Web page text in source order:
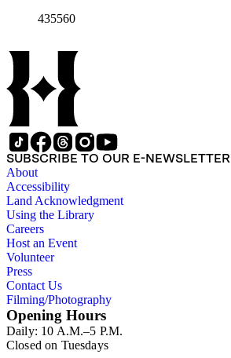
435560
SUBSCRIBE TO OUR E-NEWSLETTER
About
Accessibility
Land Acknowledgment
Using the Library
Careers
Host an Event
Volunteer
Press
Contact Us
Filming/Photography
Opening Hours
Daily: 10 A.M.–5 P.M.
Closed on Tuesdays